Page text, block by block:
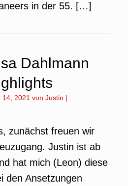
in der 55. […]
Dahlmann
14, 2021 von Justin |
zunächst freuen wir
Justin ist ab
hat mich (Leon) diese
den Ansetzungen